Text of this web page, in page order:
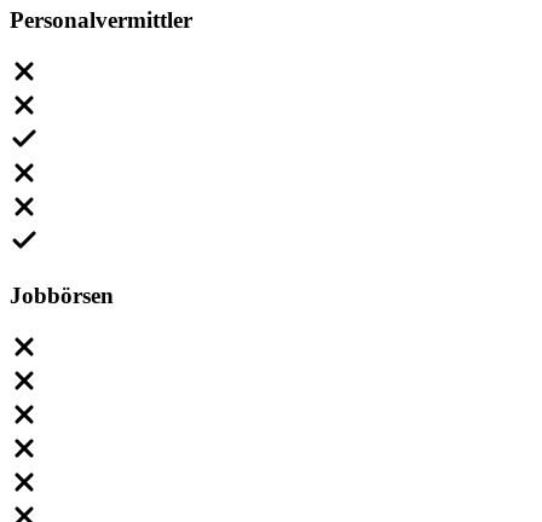
Personalvermittler
Jobbörsen